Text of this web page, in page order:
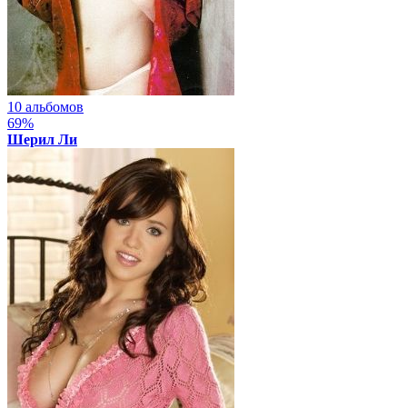
10 альбомов
69%
Шерил Ли